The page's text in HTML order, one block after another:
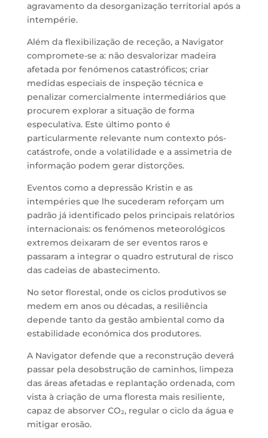
agravamento da desorganização territorial após a
intempérie.
Além da flexibilização de receção, a Navigator
compromete-se a: não desvalorizar madeira
afetada por fenómenos catastróficos; criar
medidas especiais de inspeção técnica e
penalizar comercialmente intermediários que
procurem explorar a situação de forma
especulativa. Este último ponto é
particularmente relevante num contexto pós-
catástrofe, onde a volatilidade e a assimetria de
informação podem gerar distorções.
Eventos como a depressão Kristin e as
intempéries que lhe sucederam reforçam um
padrão já identificado pelos principais relatórios
internacionais: os fenómenos meteorológicos
extremos deixaram de ser eventos raros e
passaram a integrar o quadro estrutural de risco
das cadeias de abastecimento.
No setor florestal, onde os ciclos produtivos se
medem em anos ou décadas, a resiliência
depende tanto da gestão ambiental como da
estabilidade económica dos produtores.
A Navigator defende que a reconstrução deverá
passar pela desobstrução de caminhos, limpeza
das áreas afetadas e replantação ordenada, com
vista à criação de uma floresta mais resiliente,
capaz de absorver CO₂, regular o ciclo da água e
mitigar erosão.